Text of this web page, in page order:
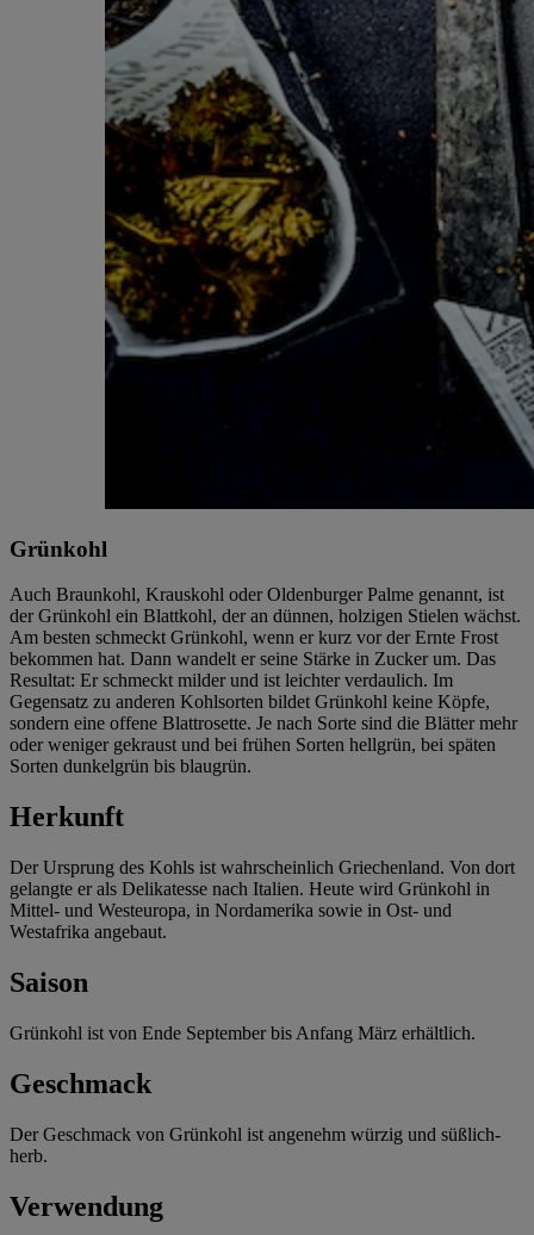
Grünkohl
Auch Braunkohl, Krauskohl oder Oldenburger Palme genannt, ist
der Grünkohl ein Blattkohl, der an dünnen, holzigen Stielen wächst.
Am besten schmeckt Grünkohl, wenn er kurz vor der Ernte Frost
bekommen hat. Dann wandelt er seine Stärke in Zucker um. Das
Resultat: Er schmeckt milder und ist leichter verdaulich. Im
Gegensatz zu anderen Kohlsorten bildet Grünkohl keine Köpfe,
sondern eine offene Blattrosette. Je nach Sorte sind die Blätter mehr
oder weniger gekraust und bei frühen Sorten hellgrün, bei späten
Sorten dunkelgrün bis blaugrün.
Herkunft
Der Ursprung des Kohls ist wahrscheinlich Griechenland. Von dort
gelangte er als Delikatesse nach Italien. Heute wird Grünkohl in
Mittel- und Westeuropa, in Nordamerika sowie in Ost- und
Westafrika angebaut.
Saison
Grünkohl ist von Ende September bis Anfang März erhältlich.
Geschmack
Der Geschmack von Grünkohl ist angenehm würzig und süßlich-
herb.
Verwendung